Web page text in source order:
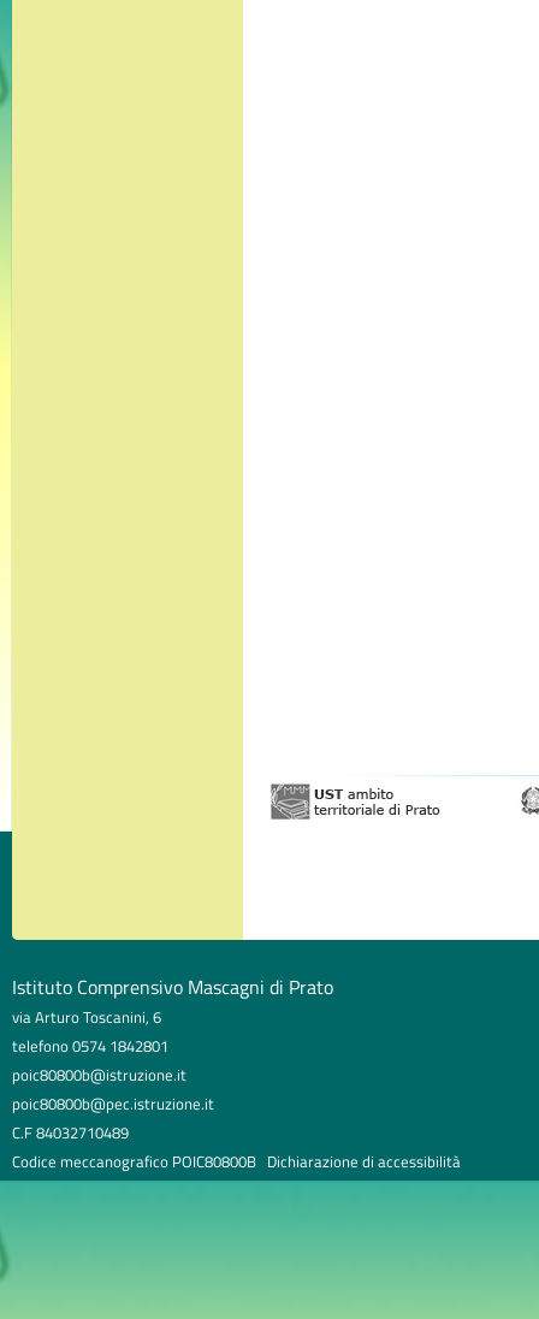
Istituto Comprensivo Mascagni di Prato
via Arturo Toscanini, 6
telefono 0574 1842801
poic80800b@istruzione.it
poic80800b@pec.istruzione.it
C.F 84032710489
Codice meccanografico POIC80800B Dichiarazione di accessibilità